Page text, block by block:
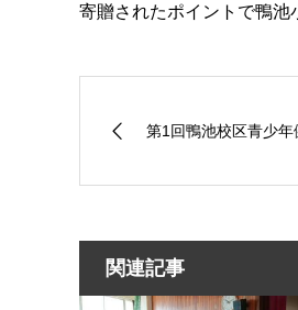
寄贈されたポイントで鴨池
第1回鴨池校区青少
関連記事